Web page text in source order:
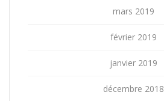
mars 2019
février 2019
janvier 2019
décembre 2018